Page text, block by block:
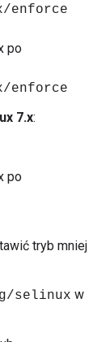
enforce
po
enforce
7.x:
po
tryb mniej
selinux w